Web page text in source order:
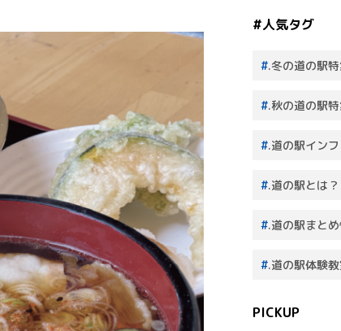
#人気タグ
.冬の道の駅
.秋の道の駅
.道の駅イン
.道の駅とは？
.道の駅まと
.道の駅体験
PICKUP